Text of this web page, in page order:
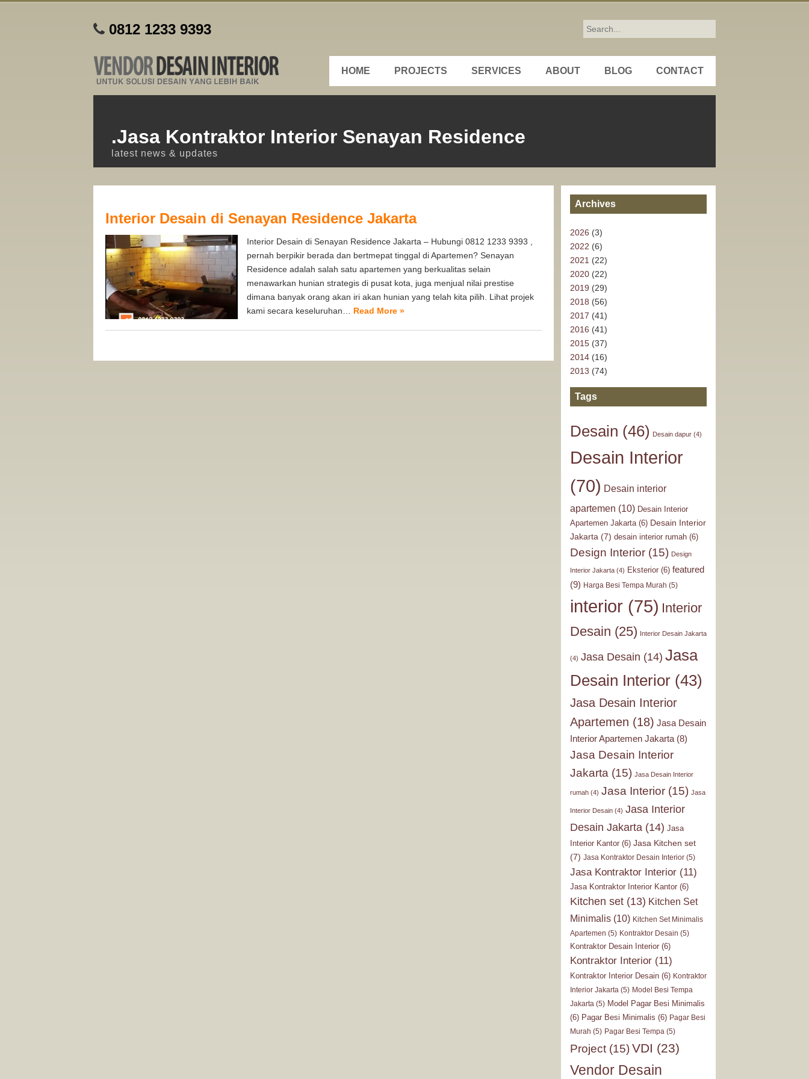
0812 1233 9393
HOME PROJECTS SERVICES ABOUT BLOG CONTACT
.Jasa Kontraktor Interior Senayan Residence
latest news & updates
Interior Desain di Senayan Residence Jakarta
Interior Desain di Senayan Residence Jakarta – Hubungi 0812 1233 9393 ,
pernah berpikir berada dan bertmepat tinggal di Apartemen? Senayan
Residence adalah salah satu apartemen yang berkualitas selain
menawarkan hunian strategis di pusat kota, juga menjual nilai prestise
dimana banyak orang akan iri akan hunian yang telah kita pilih. Lihat projek
kami secara keseluruhan… Read More »
Archives
2026 (3)
2022 (6)
2021 (22)
2020(22)
2019 (29)
2018 (56)
2017 (41)
2016 (41)
2015(37)
2014(16)
2013 (74)
Tags
Desain (46) Desain dapur(4)
Desain Interior
(70) Desain interior
apartemen (10) Desain Interior
Apartemen Jakarta(6) Desain Interior
Jakarta (7) desain interior rumah(6)
Design Interior(15) Design
Interior Jakarta(4) Eksterior(6) featured
(9) Harga Besi Tempa Murah (5)
interior(75) Interior
Desain (25) Interior Desain Jakarta
(4) Jasa Desain (14) Jasa
Desain Interior(43)
Jasa Desain Interior
Apartemen (18) Jasa Desain
Interior Apartemen Jakarta(8)
Jasa Desain Interior
Jakarta (15) Jasa Desain Interior
rumah(4) Jasa Interior(15) Jasa
Interior Desain(4) Jasa Interior
Desain Jakarta (14) Jasa
Interior Kantor(6) Jasa Kitchen set
(7) Jasa Kontraktor Desain Interior(5)
Jasa Kontraktor Interior(11)
Jasa Kontraktor Interior Kantor(6)
Kitchen set(13) Kitchen Set
Minimalis(10) Kitchen Set Minimalis
Apartemen (5) Kontraktor Desain (5)
Kontraktor Desain Interior(6)
Kontraktor Interior(11)
Kontraktor Interior Desain(6) Kontraktor
Interior Jakarta(5) Model Besi Tempa
Jakarta(5) Model Pagar Besi Minimalis
(6) Pagar Besi Minimalis (6) Pagar Besi
Murah (5) Pagar Besi Tempa(5)
Project(15) VDI (23)
Vendor Desain